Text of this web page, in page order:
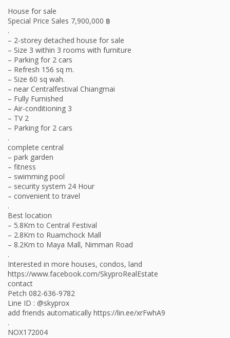
House for sale
Special Price Sales 7,900,000 ฿
.
– 2-storey detached house for sale
– Size 3 within 3 rooms with furniture
– Parking for 2 cars
– Refresh 156 sq m.
– Size 60 sq wah.
– near Centralfestival Chiangmai
– Fully Furnished
– Air-conditioning 3
– TV 2
– Parking for 2 cars
.
complete central
– park garden
– fitness
– swimming pool
– security system 24 Hour
– convenient to travel
.
Best location
– 5.8Km to Central Festival
– 2.8Km to Ruamchock Mall
– 8.2Km to Maya Mall, Nimman Road
.
Interested in more houses, condos, land
https://www.facebook.com/SkyproRealEstate
contact
Petch 082-636-9782
Line ID : @skyprox
add friends automatically https://lin.ee/xrFwhA9
.
NOX172004